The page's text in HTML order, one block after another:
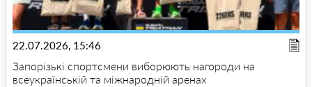
22.07.2026, 15:46
Запорізькі спортсмени виборюють нагороди на
всеукраїнській та міжнародній аренах